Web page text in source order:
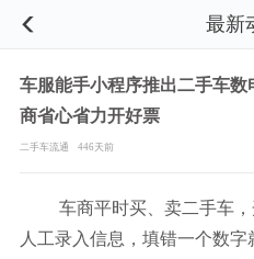
 最
车服能手小程序推出二手车
商省心省力开好票
二手车流通 446天前
车商平时买、卖二手车
人工录入信息，填错一个数